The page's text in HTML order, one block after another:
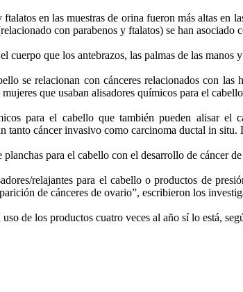
en las muestras de orina fueron más altas en
con parabenos y ftalatos) se han asociado
cuerpo que los antebrazos, las palmas de las manos
se relacionan con cánceres relacionados con
que usaban alisadores químicos para el
para el cabello que también pueden alisar
tanto cáncer invasivo como carcinoma ductal in
para el cabello con el desarrollo de cáncer
relajantes para el cabello o productos de
de cánceres de ovario”, escribieron los
de los productos cuatro veces al año sí lo está,